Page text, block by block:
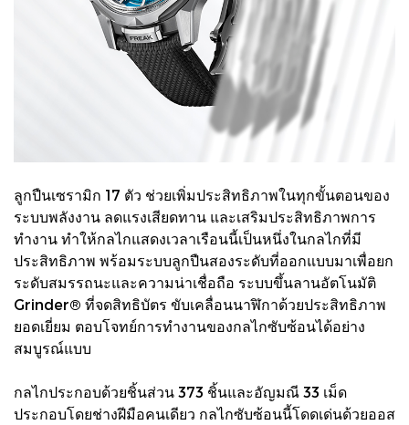
ลูกปืนเซรามิก 17 ตัว ช่วยเพิ่มประสิทธิภาพในทุกขั้นตอนของ
ระบบพลังงาน ลดแรงเสียดทาน และเสริมประสิทธิภาพการ
ทำงาน ทำให้กลไกแสดงเวลาเรือนนี้เป็นหนึ่งในกลไกที่มี
ประสิทธิภาพ พร้อมระบบลูกปืนสองระดับที่ออกแบบมาเพื่อยก
ระดับสมรรถนะและความน่าเชื่อถือ ระบบขึ้นลานอัตโนมัติ
Grinder® ที่จดสิทธิบัตร ขับเคลื่อนนาฬิกาด้วยประสิทธิภาพ
ยอดเยี่ยม ตอบโจทย์การทำงานของกลไกซับซ้อนได้อย่าง
สมบูรณ์แบบ
กลไกประกอบด้วยชิ้นส่วน 373 ชิ้นและอัญมณี 33 เม็ด
ประกอบโดยช่างฝีมือคนเดียว กลไกซับซ้อนนี้โดดเด่นด้วยออส